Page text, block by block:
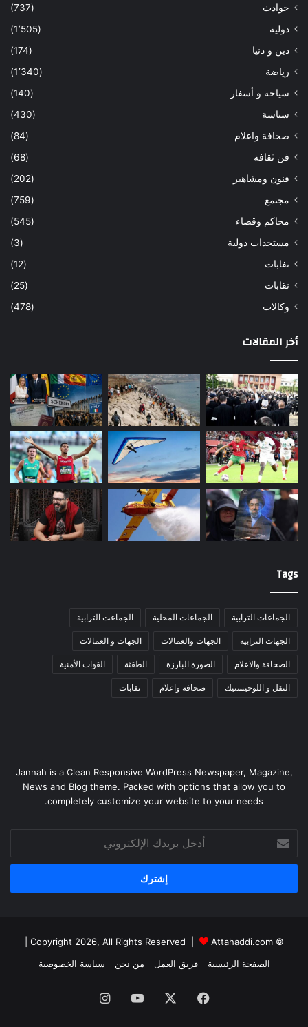
حوادث
(737)
دولية
(1٬505)
دين و دنيا
(174)
رياضة
(1٬340)
سياحة و أسفار
(140)
سياسة
(430)
صحافة واعلام
(84)
فن ثقافة
(68)
فنون ومشاهير
(202)
مجتمع
(759)
محاكم وقضاء
(545)
مستجدات دولية
(3)
نفابات
(12)
نقابات
(25)
وكالات
(478)
أخر المقالات
Tags
الجماعات الترابية الجماعات المحلية الجماعت الترابية
الجهات الترابية الجهات والعمالات الجهات و العمالات
الصحافة والاعلام الصورة البارزة الطقثة القوات الأمنية
النقل و اللوجيستيك صحافة واعلام نقابات
Jannah is a Clean Responsive WordPress Newspaper, Magazine,
News and Blog theme. Packed with options that allow you to
completely customize your website to your needs.
بريدك
الإلكتروني
© Copyright 2026, All Rights Reserved |
Attahaddi.com
الصفحة الرئيسية
فريق العمل من نحن سياسة الخصوصية
فيسبوك يوتيوبانستقرام